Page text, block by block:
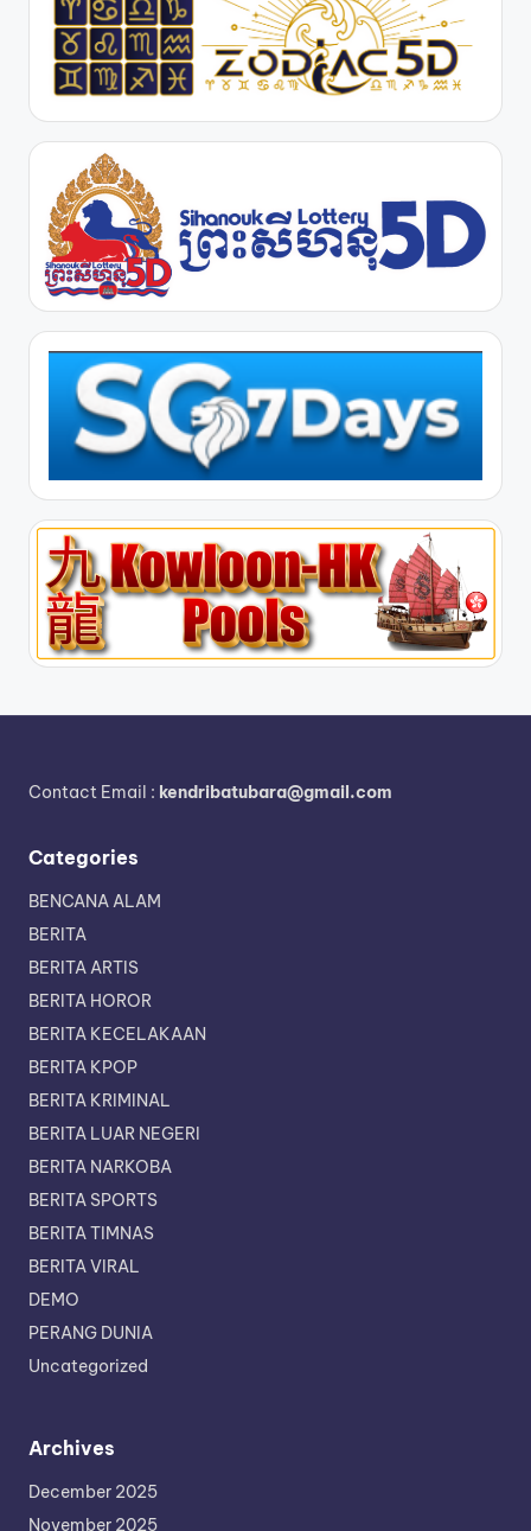
Contact Email : kendribatubara@gmail.com
Categories
BENCANA ALAM
BERITA
BERITA ARTIS
BERITA HOROR
BERITA KECELAKAAN
BERITA KPOP
BERITA KRIMINAL
BERITA LUAR NEGERI
BERITA NARKOBA
BERITA SPORTS
BERITA TIMNAS
BERITA VIRAL
DEMO
PERANG DUNIA
Uncategorized
Archives
December 2025
November 2025